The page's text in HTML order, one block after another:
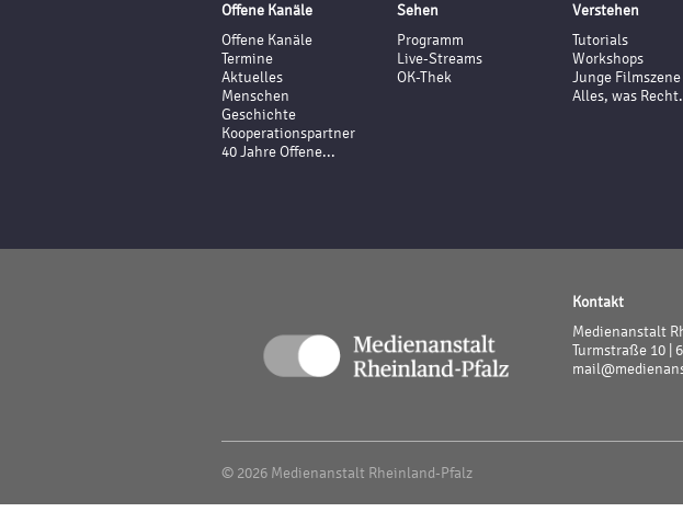
Offene Kanäle
Offene Kanäle
Termine
Aktuelles
Menschen
Geschichte
Kooperationspartner
40 Jahre Offene...
Sehen
Programm
Live-Streams
OK-Thek
Verstehen
Tutorials
Workshops
Junge Filmszene
Alles, was
Kontakt
Medienanstalt
Turmstraße 10 |
© 2026 Medienanstalt Rheinland-Pfalz